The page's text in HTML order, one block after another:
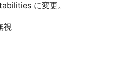
に変更。
視